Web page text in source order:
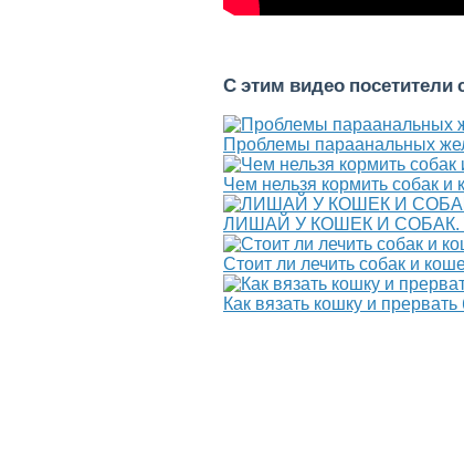
С этим видео
Проблемы параанальных
Чем нельзя кормить собак и
ЛИШАЙ У КОШЕК И
Стоит ли лечить собак и
Как вязать кошку и